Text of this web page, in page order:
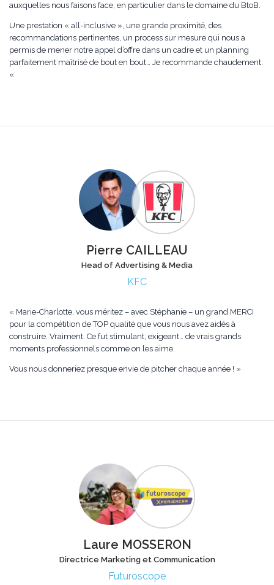
auxquelles nous faisons face, en particulier dans le domaine du BtoB.
Une prestation « all-inclusive », une grande proximité, des
recommandations pertinentes, un process sur mesure qui nous a
permis de mener notre appel d’offre dans un cadre et un planning
parfaitement maîtrisé de bout en bout… Je recommande chaudement.
«
Pierre CAILLEAU
Head of Advertising & Media
KFC
« Marie-Charlotte, vous méritez – avec Stéphanie – un grand MERCI
pour la compétition de TOP qualité que vous nous avez aidés à
construire. Vraiment. Ce fut stimulant, exigeant… de vrais grands
moments professionnels comme on les aime.
Vous nous donneriez presque envie de pitcher chaque année ! »
Laure MOSSERON
Directrice Marketing et Communication
Futuroscope